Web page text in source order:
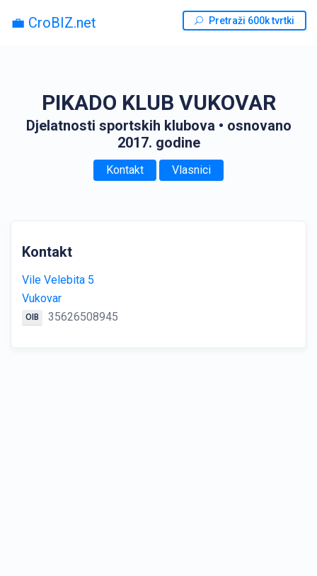
💼 CroBIZ.net Pretraži 600k tvrtki
PIKADO KLUB VUKOVAR
Djelatnosti sportskih klubova • osnovano
2017. godine
Kontakt Vlasnici
Kontakt
Vile Velebita 5
Vukovar
OIB 35626508945